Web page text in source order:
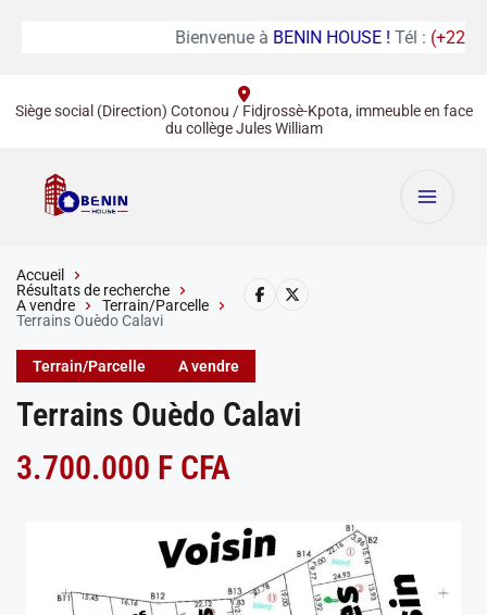
Bienvenue àBENIN HOUSE !Tél :(+229)
Siège social (Direction) Cotonou / Fidjrossè-Kpota, immeuble en face
du collège Jules William
Accueil
Résultats de recherche
A vendre
Terrain/Parcelle
Terrains Ouèdo Calavi
Terrain/Parcelle A vendre
Terrains Ouèdo Calavi
3.700.000 F CFA